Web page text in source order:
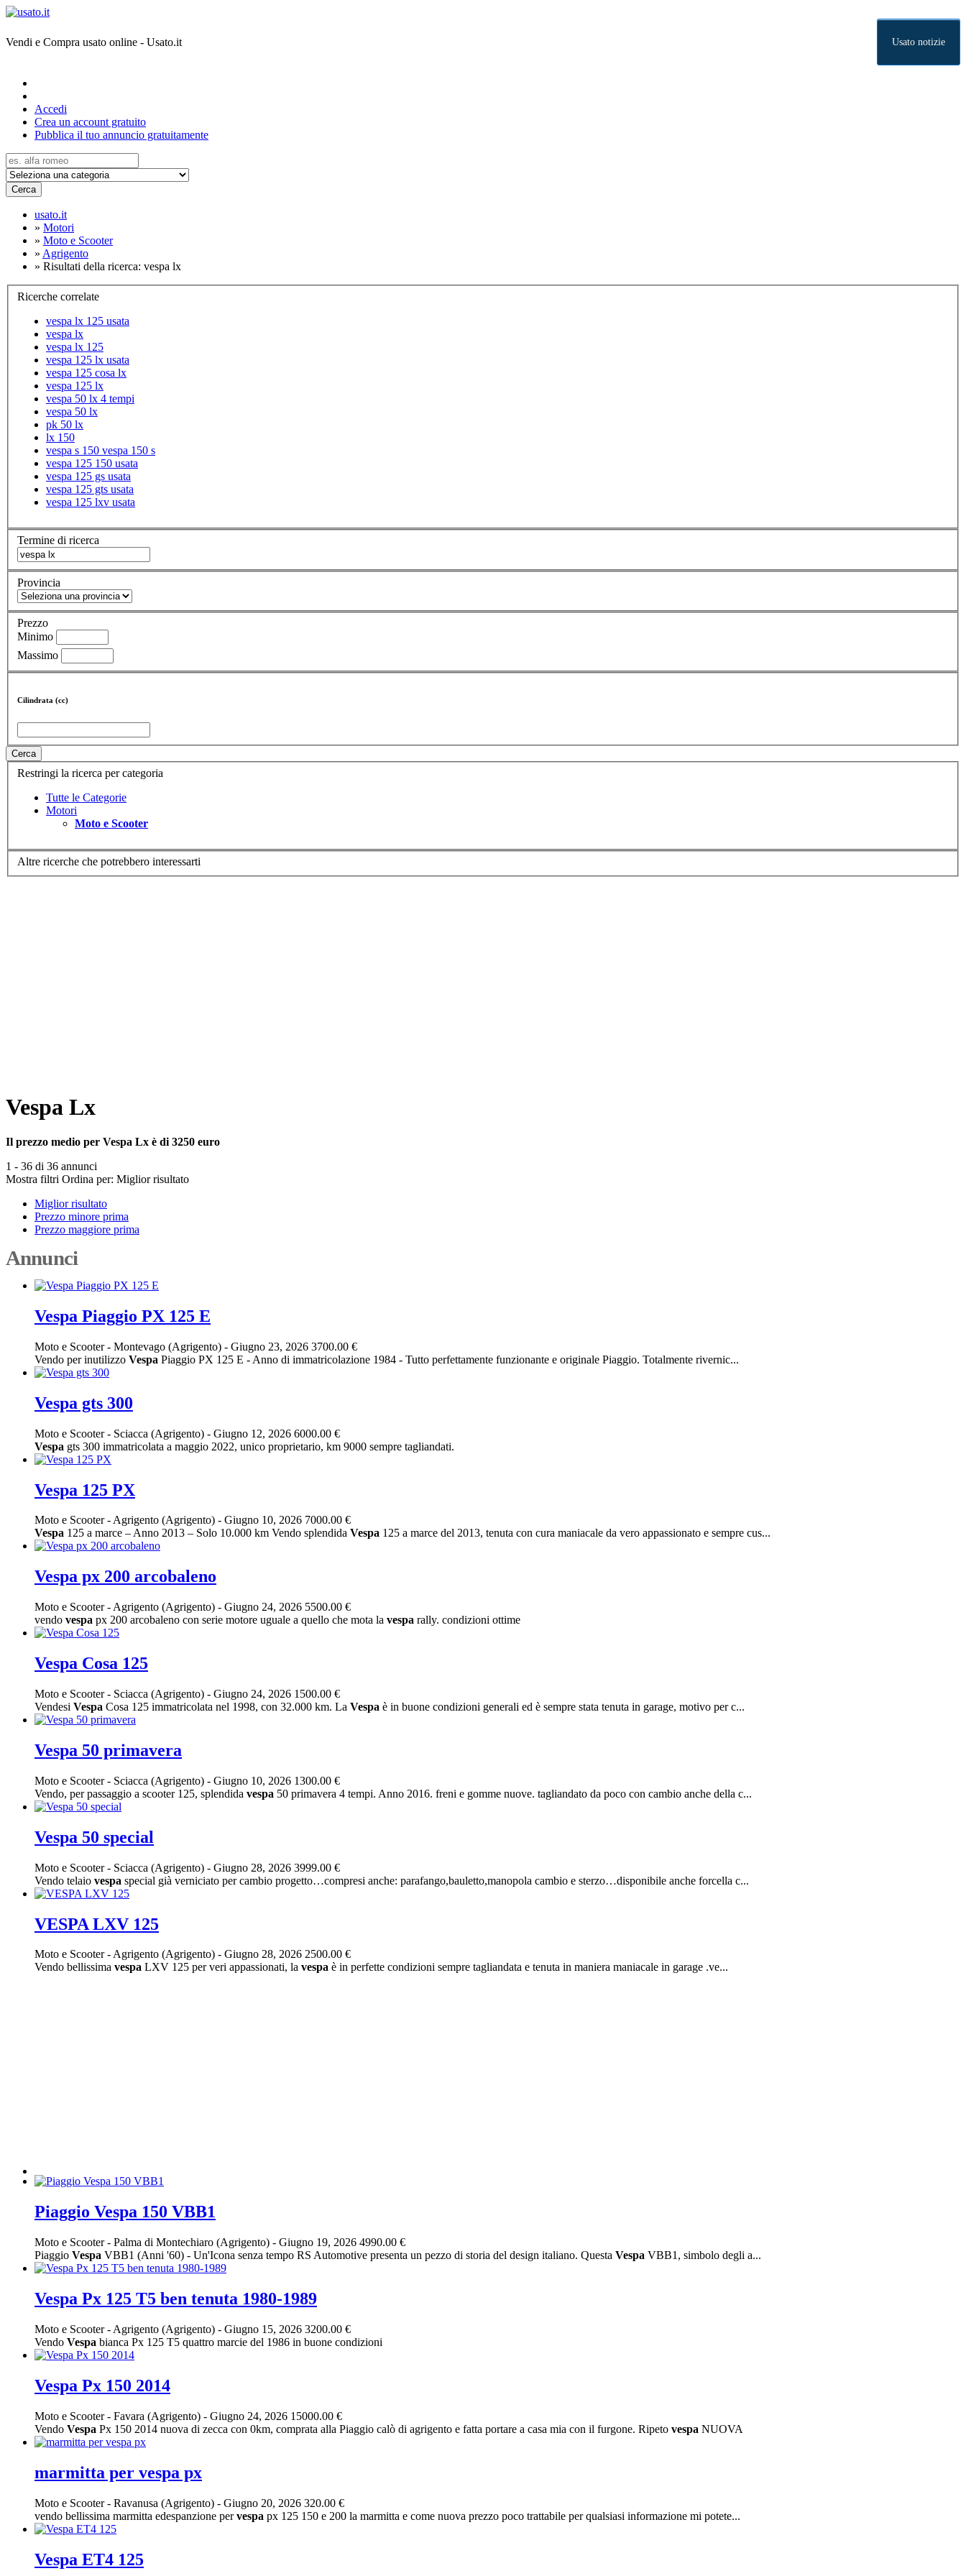
Vendi e Compra usato online - Usato.it Usato notizie
Accedi
Crea un account gratuito
Pubblica il tuo annuncio gratuitamente
Cerca
usato.it
» Motori
» Moto e Scooter
» Agrigento
» Risultati della ricerca: vespa lx
Ricerche correlate
vespa lx 125 usata
vespa lx
vespa lx 125
vespa 125 lx usata
vespa 125 cosa lx
vespa 125 lx
vespa 50 lx 4 tempi
vespa 50 lx
pk 50 lx
lx 150
vespa s 150 vespa 150 s
vespa 125 150 usata
vespa 125 gs usata
vespa 125 gts usata
vespa 125 lxv usata
Termine di ricerca
Provincia
Prezzo
Minimo
Massimo
Cilindrata (cc)
Cerca
Restringi la ricerca per categoria
Tutte le Categorie
Motori
Moto e Scooter
Altre ricerche che potrebbero interessarti
Vespa Lx
Il prezzo medio per Vespa Lx è di 3250 euro
1 - 36 di 36 annunci
Mostra filtri Ordina per: Miglior risultato
Miglior risultato
Prezzo minore prima
Prezzo maggiore prima
Annunci
Vespa Piaggio PX 125 E
Moto e Scooter- Montevago (Agrigento) - Giugno 23, 2026 3700.00 €
Vendo per inutilizzo Vespa Piaggio PX 125 E - Anno di immatricolazione 1984 - Tutto perfettamente funzionante e originale Piaggio. Totalmente rivernic...
Vespa gts 300
Moto e Scooter- Sciacca (Agrigento) - Giugno 12, 2026 6000.00 €
Vespa gts 300 immatricolata a maggio 2022, unico proprietario, km 9000 sempre tagliandati.
Vespa 125 PX
Moto e Scooter-Agrigento (Agrigento) - Giugno 10, 2026 7000.00 €
Vespa 125 a marce – Anno 2013 – Solo 10.000 km Vendo splendida Vespa 125 a marce del 2013, tenuta con cura maniacale da vero appassionato e sempre cus...
Vespa px 200 arcobaleno
Moto e Scooter- Agrigento (Agrigento) - Giugno 24, 2026 5500.00 €
vendo vespa px 200 arcobaleno con serie motore uguale a quello che mota la vespa rally. condizioni ottime
Vespa Cosa 125
Moto e Scooter- Sciacca (Agrigento) - Giugno 24, 2026 1500.00 €
Vendesi Vespa Cosa 125 immatricolata nel 1998, con 32.000 km. La Vespa è in buone condizioni generali ed è sempre stata tenuta in garage, motivo per c...
Vespa 50 primavera
Moto e Scooter- Sciacca (Agrigento) - Giugno 10, 2026 1300.00 €
Vendo, per passaggio a scooter 125, splendida vespa 50 primavera 4 tempi. Anno 2016. freni e gomme nuove. tagliandato da poco con cambio anche della c...
Vespa 50 special
Moto e Scooter- Sciacca (Agrigento) - Giugno 28, 2026 3999.00 €
Vendo telaio vespa special già verniciato per cambio progetto…compresi anche: parafango,bauletto,manopola cambio e sterzo…disponibile anche forcella c...
VESPA LXV 125
Moto e Scooter-Agrigento (Agrigento) - Giugno 28, 2026 2500.00 €
Vendo bellissima vespa LXV 125 per veri appassionati, la vespa è in perfette condizioni sempre tagliandata e tenuta in maniera maniacale in garage .ve...
Piaggio Vespa 150 VBB1
Moto e Scooter- Palma di Montechiaro (Agrigento) - Giugno 19, 2026 4990.00 €
Piaggio Vespa VBB1 (Anni '60) - Un'Icona senza tempo RS Automotive presenta un pezzo di storia del design italiano. Questa Vespa VBB1, simbolo degli a...
Vespa Px 125 T5 ben tenuta 1980-1989
Moto e Scooter- Agrigento (Agrigento) - Giugno 15, 2026 3200.00 €
Vendo Vespa bianca Px 125 T5 quattro marcie del 1986 in buone condizioni
Vespa Px 150 2014
Moto e Scooter- Favara (Agrigento) - Giugno 24, 2026 15000.00 €
Vendo Vespa Px 150 2014 nuova di zecca con 0km, comprata alla Piaggio calò di agrigento e fatta portare a casa mia con il furgone. Ripeto vespa NUOVA
marmitta per vespa px
Moto e Scooter- Ravanusa (Agrigento) - Giugno 20, 2026 320.00 €
vendo bellissima marmitta edespanzione pervespa px 125 150 e 200 la marmitta e come nuova prezzo poco trattabile per qualsiasi informazione mi potete...
Vespa ET4 125